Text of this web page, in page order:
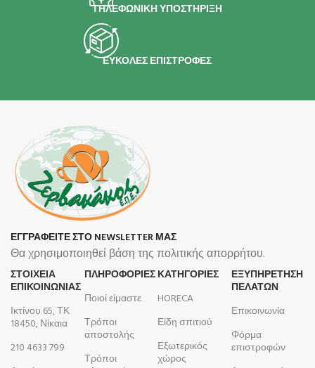
ΤΗΛΕΦΩΝΙΚΗ ΥΠΟΣΤΗΡΙΞΗ
ΕΥΚΟΛΕΣ ΕΠΙΣΤΡΟΦΕΣ
ΕΓΓΡΑΦΕΙΤΕ ΣΤΟ NEWSLETTER ΜΑΣ
Θα χρησιμοποιηθεί βάση της πολιτικής απορρήτου.
ΣΤΟΙΧΕΙΑ
ΕΠΙΚΟΙΝΩΝΙΑΣ
Ικτίνου 65, ΤΚ
18450, Νίκαια
210 4633 799
ΠΛΗΡΟΦΟΡΊΕΣ
Ποιοί είμαστε
Τρόποι
αποστολής
Τρόποι
ΚΑΤΗΓΟΡΙΕΣ
HORECA
Είδη σπιτιού
Εξωτερικός
χώρος
ΕΞΥΠΗΡΕΤΗΣΗ
ΠΕΛΑΤΩΝ
Επικοινωνία
Φόρμα
επιστροφών